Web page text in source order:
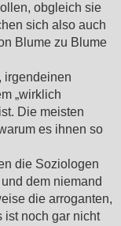
obgleich sie
sich also auch
Blume zu Blume
irgendeinen
„wirklich
Die meisten
es ihnen so
die Soziologen
dem niemand
die arroganten,
ist noch gar nicht